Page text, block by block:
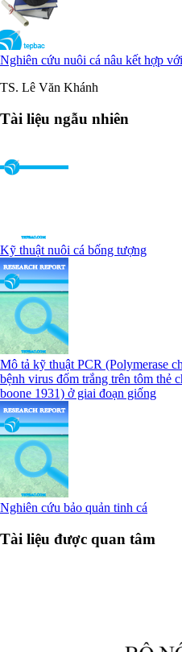
Nghiên cứu nuôi cá nâu kết hợp
TS. Lê Văn Khánh
Tài liệu ngẫu nhiên
Kỹ thuật nuôi cá bống tượng
Mô tả kỹ thuật PCR (Polymerase
bệnh virus đốm trắng trên tôm thẻ
boone 1931) ở giai đoạn giống
Nghiên cứu bảo quản tinh cá
Tài liệu được quan tâm